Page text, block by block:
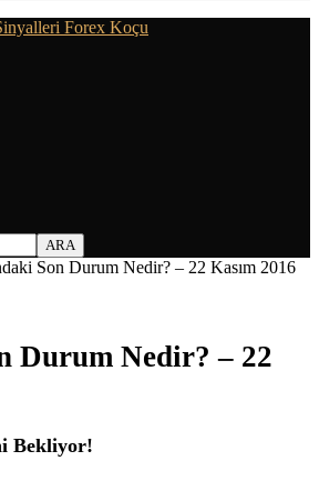
Forex Koçu
Son Durum Nedir? – 22 Kasım 2016
Durum Nedir? – 22
Bekliyor!